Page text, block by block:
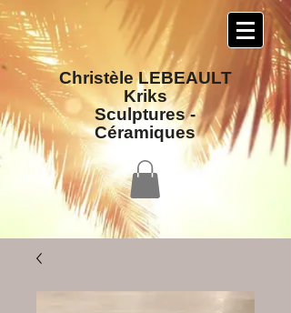
Christèle LEBEAULT
Kriks
Sculptures​ -
Céramiques